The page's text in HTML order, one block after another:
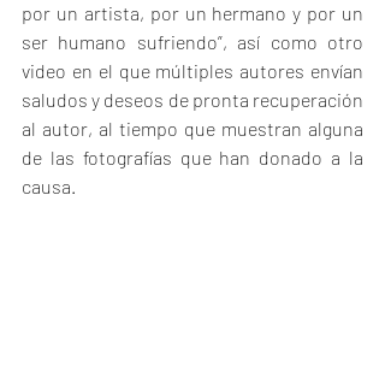
por un artista, por un hermano y por un
ser humano sufriendo”, así como otro
video en el que múltiples autores envían
saludos y deseos de pronta recuperación
al autor, al tiempo que muestran alguna
de las fotografías que han donado a la
causa.